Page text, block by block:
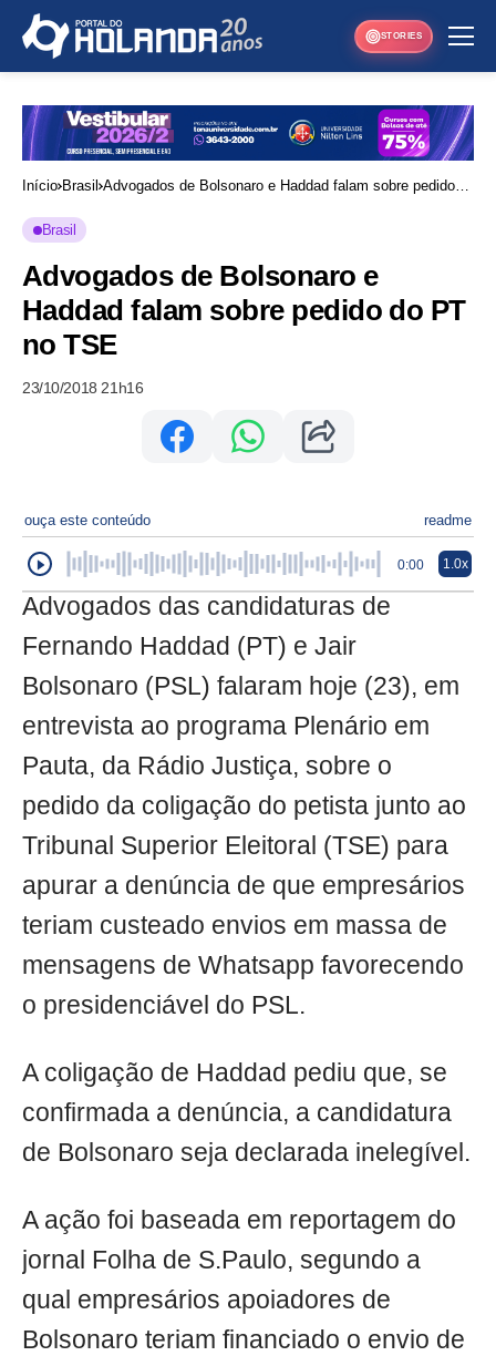
STORIES
Início Brasil Advogados de Bolsonaro e Haddad falam sobre pedido
Brasil
Advogados de Bolsonaro e
Haddad falam sobre pedido do PT
no TSE
23/10/2018 21h16
ouça este conteúdo readme
0:00 1.0x
Advogados das candidaturas de
Fernando Haddad (PT) e Jair
Bolsonaro (PSL) falaram hoje (23), em
entrevista ao programa Plenário em
Pauta, da Rádio Justiça, sobre o
pedido da coligação do petista junto ao
Tribunal Superior Eleitoral (TSE) para
apurar a denúncia de que empresários
teriam custeado envios em massa de
mensagens de Whatsapp favorecendo
o presidenciável do PSL.
A coligação de Haddad pediu que, se
confirmada a denúncia, a candidatura
de Bolsonaro seja declarada inelegível.
A ação foi baseada em reportagem do
jornal Folha de S.Paulo, segundo a
qual empresários apoiadores de
Bolsonaro teriam financiado o envio de